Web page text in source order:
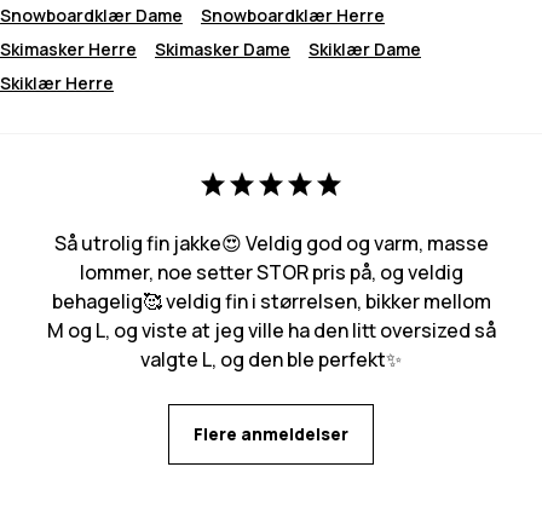
Snowboardklær Dame
Snowboardklær Herre
Skimasker Herre
Skimasker Dame
Skiklær Dame
Skiklær Herre
Så utrolig fin jakke😍 Veldig god og varm, masse
lommer, noe setter STOR pris på, og veldig
behagelig🥰 veldig fin i størrelsen, bikker mellom
M og L, og viste at jeg ville ha den litt oversized så
valgte L, og den ble perfekt✨
Flere anmeldelser